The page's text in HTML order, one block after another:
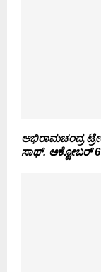
ಅಭಿರಾಮಚಂದ್ರ
ಸಾಥ್. ಅಕ್ಟೋಬರ್